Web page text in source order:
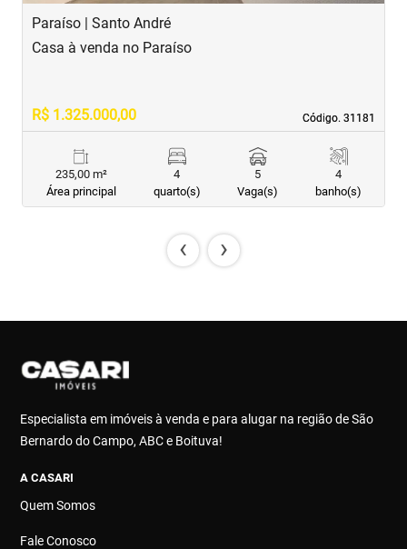
Paraíso | Santo André
Código. 31181
Código. 31181
Casa à venda no Paraíso
R$ 1.325.000,00
235,00 m²
Área principal
4
quarto(s)
5
Vaga(s)
4
banho(s)
‹ ›
Especialista em imóveis à venda e para alugar na região de São
Bernardo do Campo, ABC e Boituva!
A CASARI
Quem Somos
Fale Conosco